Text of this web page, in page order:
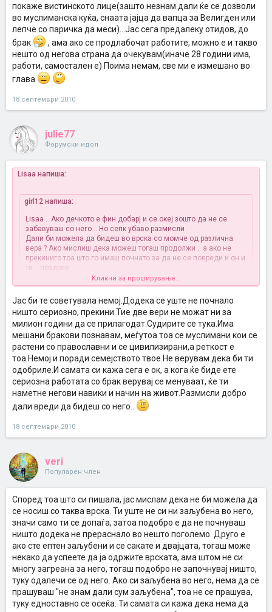
покаже вистинското лице(зашто незнам дали ќе се дозволи
во муслиманска куќа, снаата јајца да вапца за Велигден или
лепче со паричка да меси)...Јас сега предалеку отидов, до
брак
, ама ако се продлабочат работите, можно е и такво
нешто од негова страна да очекувам(иначе 28 години има,
работи, самостален е) Поима немам, све ми е измешано во
глава
18 септември 2010
julie77
Форумски идол
Lisaa напиша:
girl12 напиша:
Lisaa .. Ако дечкото е фин добарј и се океј зошто да не се
забавуваш со него .. Но сепк убаво размисли
Дали би можела да бидеш во врска со момче од различна
вера ? Ако мислиш дека можеш тогаш продолжи .. а ако не
прекиниго тоа што го имаш почнато за да не се повреди и он и
ти .. поздрав
дадам одговор себеси. А, он може све да ми каже на почеток
сега, а отпосле кога ќе ме стави во рака да си го покаже
вистинското лице(зашто незнам дали ќе се дозволи во
муслиманска куќа, снаата јајца да вапца за Велигден или лепче
со паричка да меси)...Јас сега предалеку отидов, до брак
ако се продлабочат работите, можно е и такво нешто од негова
страна да очекувам(иначе 28 години има, работи, самостален е)
Поима немам, све ми е измешано во глава
Кликни за проширување...
Јас би те советувала немој.Додека се уште не почнало
ништо сериозно, прекини.Тие две вери не можат ни за
милион години да се прилагодат.Судирите се тука.Има
мешани бракови познавам, меѓутоа тоа се муслимани кои се
растени со православни и се цивилизирани,а реткост е
тоа.Немој и поради семејството твое.Не верувам дека би ти
одобриле.И самата си кажа сега е ок, а кога ќе биде ете
сериозна работата со брак верувај се менуваат, ќе ти
наметне негови навики и начин на живот.Размисли добро
дали вреди да бидеш со него..
18 септември 2010
veri
Популарен член
Според тоа што си пишала, јас мислам дека не би можела да
се носиш со таква врска. Ти уште не си ни заљубена во него,
значи само ти се допаѓа, затоа подобро е да не почнуваш
ништо додека не прераснало во нешто поголемо. Друго е
ако сте ептен заљубени и се сакате и двајцата, тогаш може
некако да успеете да ја одржите врската, ама штом не си
многу загреана за него, тогаш подобро не започнувај ништо,
туку одалечи се од него. Ако си заљубена во него, нема да се
прашуваш "не знам дали сум заљубена", тоа не се прашува,
туку едноставно се осеќа. Ти самата си кажа дека нема да